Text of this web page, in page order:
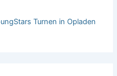
Turnen in Opladen